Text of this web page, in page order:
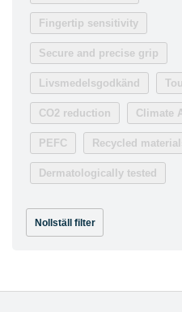
Fingertip sensitivity
Secure and precise grip
Livsmedelsgodkänd
CO2 reduction Climate
PEFC Recycled
Dermatologically tested
Nollställ filter